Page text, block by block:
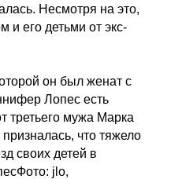
Несмотря на это,
и его детьми от экс-
он был женат с
Лопес есть
третьего мужа Марка
что тяжело
своих детей в
jlo,